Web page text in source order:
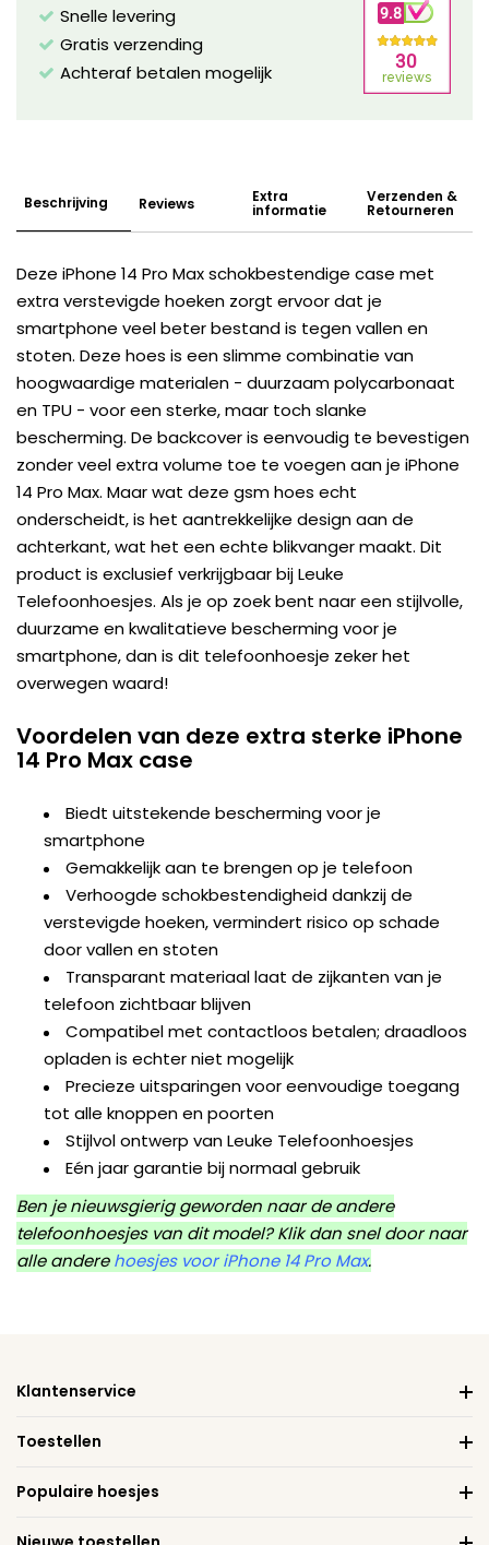
Snelle levering
Gratis verzending
Achteraf betalen mogelijk
Beschrijving Reviews Extra
informatie
Verzenden &
Retourneren
Deze iPhone 14 Pro Max schokbestendige case met
extra verstevigde hoeken zorgt ervoor dat je
smartphone veel beter bestand is tegen vallen en
stoten. Deze hoes is een slimme combinatie van
hoogwaardige materialen - duurzaam polycarbonaat
en TPU - voor een sterke, maar toch slanke
bescherming. De backcover is eenvoudig te bevestigen
zonder veel extra volume toe te voegen aan je iPhone
14 Pro Max. Maar wat deze gsm hoes echt
onderscheidt, is het aantrekkelijke design aan de
achterkant, wat het een echte blikvanger maakt. Dit
product is exclusief verkrijgbaar bij Leuke
Telefoonhoesjes. Als je op zoek bent naar een stijlvolle,
duurzame en kwalitatieve bescherming voor je
smartphone, dan is dit telefoonhoesje zeker het
overwegen waard!
Voordelen van deze extra sterke iPhone
14 Pro Max case
Biedt uitstekende bescherming voor je
smartphone
Gemakkelijk aan te brengen op je telefoon
Verhoogde schokbestendigheid dankzij de
verstevigde hoeken, vermindert risico op schade
door vallen en stoten
Transparant materiaal laat de zijkanten van je
telefoon zichtbaar blijven
Compatibel met contactloos betalen; draadloos
opladen is echter niet mogelijk
Precieze uitsparingen voor eenvoudige toegang
tot alle knoppen en poorten
Stijlvol ontwerp van Leuke Telefoonhoesjes
Eén jaar garantie bij normaal gebruik
Ben je nieuwsgierig geworden naar de andere
telefoonhoesjes van dit model? Klik dan snel door naar
alle anderehoesjes voor iPhone 14 Pro Max.
Klantenservice
Toestellen
Populaire hoesjes